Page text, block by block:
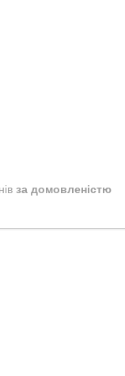
за домовленістю